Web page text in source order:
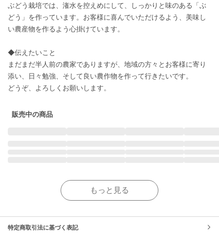
ぶどう栽培では、潅水を控えめにして、しっかりと味のある「ぶ
どう」を作っています。お客様に喜んでいただけるよう、美味し
い農産物を作るよう心掛けています。
◆伝えたいこと
まだまだ半人前の農家でありますが、地域の方々とお客様に寄り
添い、日々勉強、そして良い農作物を作って行きたいです。
どうぞ、よろしくお願いします。
販売中の商品
もっと見る
特定商取引法に基づく表記